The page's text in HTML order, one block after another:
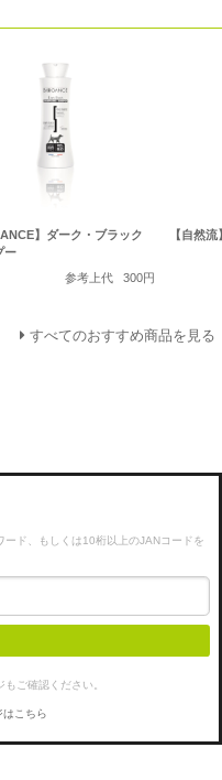
】ダーク・ブラック
ー
参考上代
300円
【自然
すべてのおすすめ商品を見る
ド、もしくは10桁以上のJANコードを
ご確認ください。
はこちら